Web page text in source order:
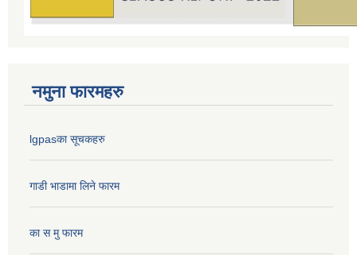
नमुना फारमहरु
lgpasका सूचकहरु
गाडी भाडामा लिने फारम
का स मु फारम